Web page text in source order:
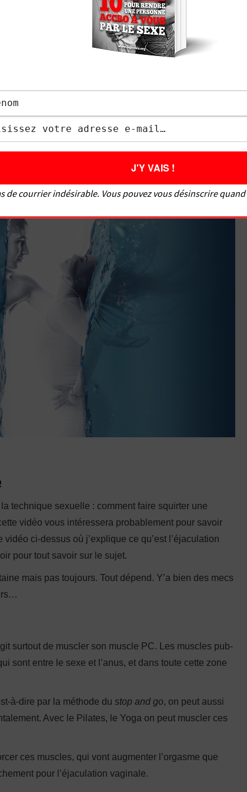
vous renseigner sur ce sujet pour faire jouir les
regardez ma vidéo ci-dessous sur comment faire
quelque chose qui pourra vous apprendre comment
vous donne rendez-vous dans ma prochaine vidéo.
technique sexuelle : comment faire squirter une
vidéo vous intéressera probablement pour savoir
vidéo ci-dessus où j’explique ce qu’est l’éjaculation
pour tout savoir sur le sujet.
mais pas toujours. Tout dépend. Y’a bien des mecs
surtout de muscler son muscle PC. Les muscles pub-
sont entre le sexe et l’anus, et dans toute cette zone
à-dire par la méthode du stop and go, on peut aussi
Avec le Pilates, le Yoga on peut muscler ces
ces muscles, qui vont augmenter l’orgasme que
pour l’éjaculation vaginale.
de courrier indésirable. Vous pouvez vous désinscrire